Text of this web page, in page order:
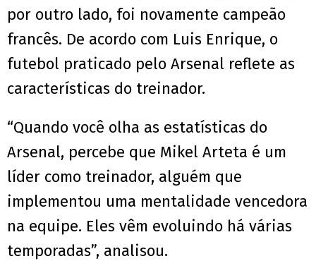
por outro lado, foi novamente campeão
francês. De acordo com Luis Enrique, o
futebol praticado pelo Arsenal reflete as
características do treinador.
“Quando você olha as estatísticas do
Arsenal, percebe que Mikel Arteta é um
líder como treinador, alguém que
implementou uma mentalidade vencedora
na equipe. Eles vêm evoluindo há várias
temporadas”, analisou.